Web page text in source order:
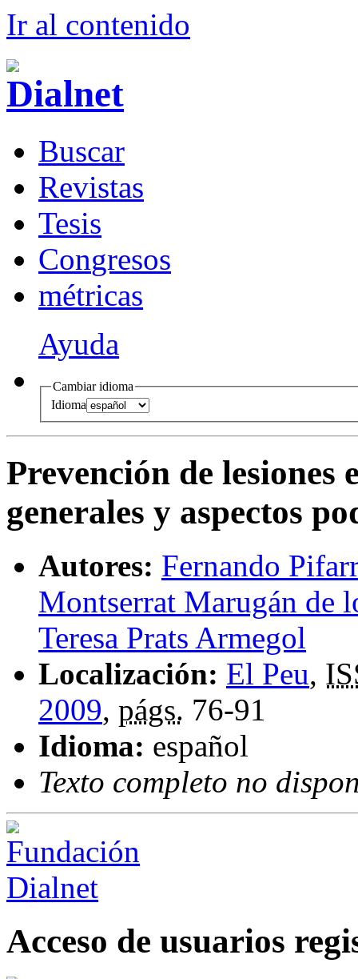
Ir al contenido
Buscar
Revistas
Tesis
Congresos
métricas
Ayuda
Cambiar idioma
Idioma
Prevención de lesiones
generales y aspectos
Autores: Fernando
Montserrat Marugán de
Teresa Prats Armegol
Localización: El Peu,
2009, págs. 76-91
Idioma: español
Texto completo no
Acceso de usuarios